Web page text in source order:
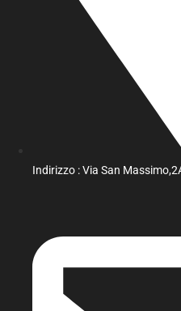
Indirizzo : Via San